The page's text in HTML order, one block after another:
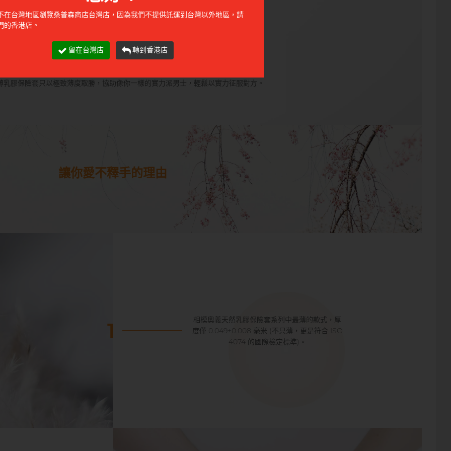
乳膠保險套只以極致薄度取勝，協助像你一樣的實力派男士，輕鬆以實力征服對方。
讓你愛不釋手的理由
1
相模奧義天然乳膠保險套系列中最薄的款式，厚
度僅 0.049±0.008 毫米 (不只薄，更是符合 ISO
4074 的國際檢定標準)。
在台灣地區瀏覽桑普森商店台灣店，因為我們不提供託運到台灣以外地區，請
的香港店。
留在台灣店 轉到香港店